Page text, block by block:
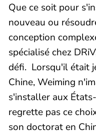
Que ce soit pour
nouveau ou
conception
spécialisé chez
défi. Lorsqu'il était
Chine, Weiming
s'installer aux
regrette pas ce
son doctorat en